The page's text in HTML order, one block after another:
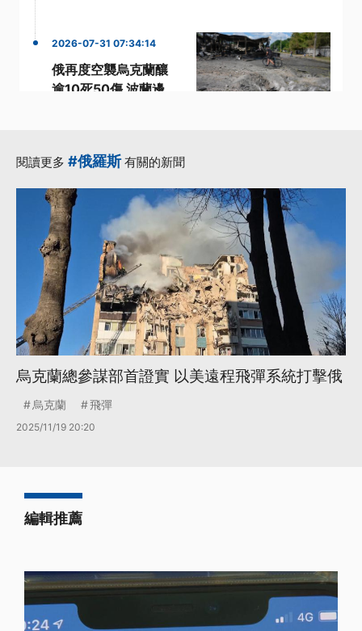
2026-07-31 07:34:14
俄再度空襲烏克蘭釀
逾10死50傷 波蘭邊
澤倫斯基·澤倫斯基·
烏克蘭·更多...
閱讀更多 #俄羅斯有關的新聞
烏克蘭總參謀部首證實 以美遠程飛彈系統打擊俄
烏克蘭 飛彈
2025/11/19 20:20
編輯推薦